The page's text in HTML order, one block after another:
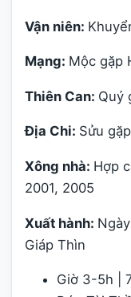
Vận niên:
Mạng: Mộc gặp
Thiên Can: Quý
Địa Chi: Sửu
Xông nhà: Hợp
2001, 2005
Xuất hành:
Giáp Thìn
Giờ 3-5h |